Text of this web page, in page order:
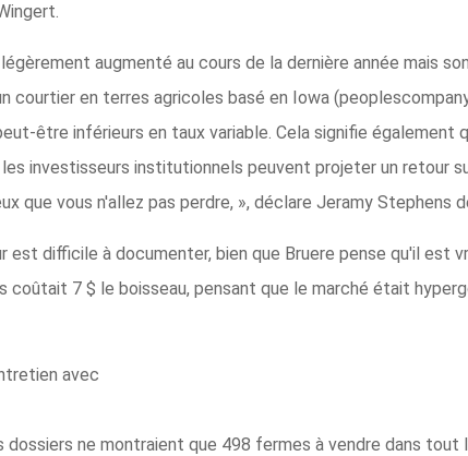
augmenté au cours de la dernière année mais
courtier en terres agricoles basé en Iowa
être inférieurs en taux variable. Cela signifie également
investisseurs institutionnels peuvent projeter un retour
que vous n'allez pas perdre, », déclare Jeramy Stephens
est difficile à documenter, bien que Bruere pense qu'il est
coûtait 7 $ le boisseau, pensant que le marché était
avec
dossiers ne montraient que 498 fermes à vendre dans